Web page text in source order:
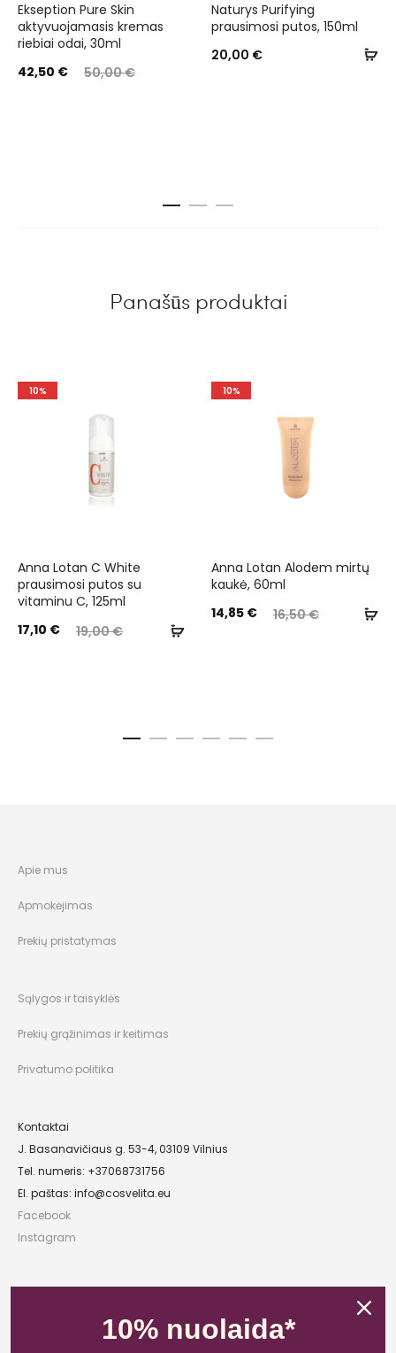
Ekseption Pure Skin
aktyvuojamasis kremas
riebiai odai, 30ml
50,00€
42,50 €
Naturys Purifying
prausimosi putos, 150ml
20,00 €
Panašūs produktai
10%
Anna Lotan C White
prausimosi putos su
vitaminu C, 125ml
19,00€
17,10 €
10%
Anna Lotan Alodem mirtų
kaukė, 60ml
16,50€
14,85 €
Apie mus
Apmokėjimas
Prekių pristatymas
Sąlygos ir taisyklės
Prekių grąžinimas ir keitimas
Privatumo politika
Kontaktai
J. Basanavičiaus g. 53-4, 03109 Vilnius
Tel. numeris: +37068731756
El. paštas: info@cosvelita.eu
Facebook
Instagram
Įmonės kodas: 303481944
PVM mokėtojo kodas: LT100011828014
10% nuolaida*